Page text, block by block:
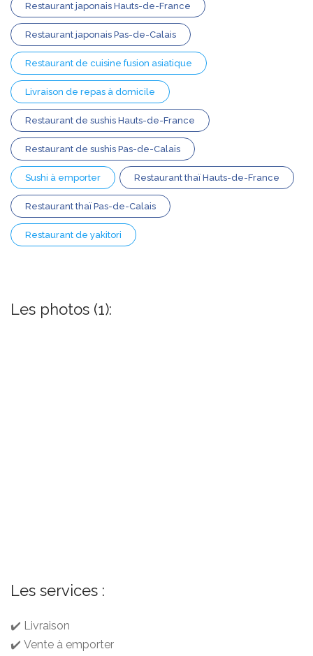
Restaurant japonais Hauts-de-France
Restaurant japonais Pas-de-Calais
Restaurant de cuisine fusion asiatique
Livraison de repas à domicile
Restaurant de sushis Hauts-de-France
Restaurant de sushis Pas-de-Calais
Sushi à emporter Restaurant thaï Hauts-de-France
Restaurant thaï Pas-de-Calais
Restaurant de yakitori
Les photos (1):
Les services :
✔️ Livraison
✔️ Vente à emporter